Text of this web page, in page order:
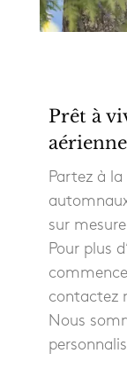
Prêt à
Partez à
sur
Pour plus
contactez
Nous